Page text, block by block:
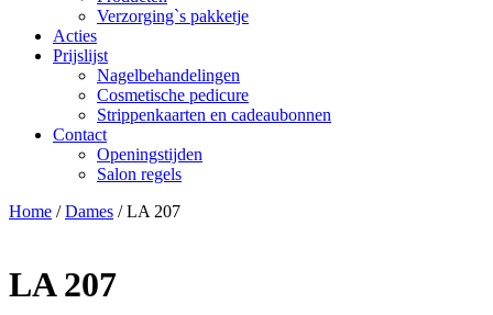
Verzorging`s pakketje
Acties
Prijslijst
Nagelbehandelingen
Cosmetische pedicure
Strippenkaarten en cadeaubonnen
Contact
Openingstijden
Salon regels
Home /Dames / LA 207
LA 207